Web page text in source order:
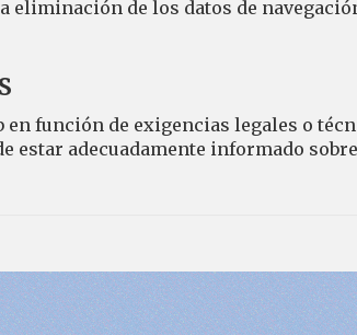
eliminación de los datos de
función de exigencias legales o
estar adecuadamente informado